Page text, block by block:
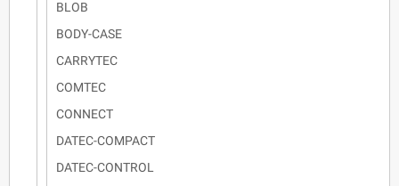
BLOB
BODY-CASE
CARRYTEC
COMTEC
CONNECT
DATEC-COMPACT
DATEC-CONTROL